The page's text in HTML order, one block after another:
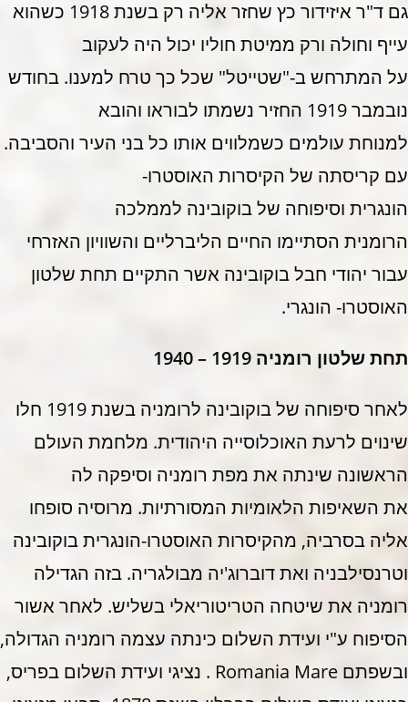
גם ד"ר איזידור כץ שחזר אליה רק בשנת 1918 כשהוא
עייף וחולה ורק ממיטת חוליו יכול היה לעקוב
על המתרחש ב-"שטייטל" שכל כך טרח למענו. בחודש
נובמבר 1919 החזיר נשמתו לבוראו והובא
למנוחת עולמים כשמלווים אותו כל בני העיר והסביבה.
עם קריסתה של הקיסרות האוסטרו-
הונגרית וסיפוחה של בוקובינה לממלכה
הרומנית הסתיימו החיים הליברליים והשוויון האזרחי
עבור יהודי חבל בוקובינה אשר התקיים תחת שלטון
האוסטרו- הונגרי.
תחת שלטון רומניה 1919 – 1940
לאחר סיפוחה של בוקובינה לרומניה בשנת 1919 חלו
שינוים לרעת האוכלוסייה היהודית. מלחמת העולם
הראשונה שינתה את מפת רומניה וסיפקה לה
את השאיפות הלאומיות המסורתיות. מרוסיה סופחו
אליה בסרביה, מהקיסרות האוסטרו-הונגרית בוקובינה
וטרנסילבניה ואת דוברוג'יה מבולגריה. בזה הגדילה
רומניה את שיטחה הטריטוריאלי בשליש. לאחר אשור
הסיפוח ע"י ועידת השלום כינתה עצמה רומניה הגדולה,
ובשפתם Romania Mare . נציגי ועידת השלום בפריס,